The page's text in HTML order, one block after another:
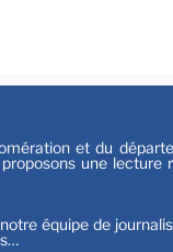
et du
une lecture
équipe de